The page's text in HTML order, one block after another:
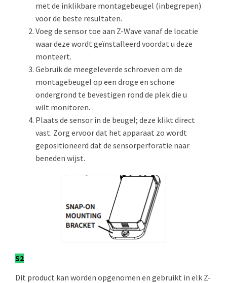
met de inklikbare montagebeugel (inbegrepen)
voor de beste resultaten.
Voeg de sensor toe aan Z-Wave vanaf de locatie
waar deze wordt geïnstalleerd voordat u deze
monteert.
Gebruik de meegeleverde schroeven om de
montagebeugel op een droge en schone
ondergrond te bevestigen rond de plek die u
wilt monitoren.
Plaats de sensor in de beugel; deze klikt direct
vast. Zorg ervoor dat het apparaat zo wordt
gepositioneerd dat de sensorperforatie naar
beneden wijst.
S2
Dit product kan worden opgenomen en gebruikt in elk Z-